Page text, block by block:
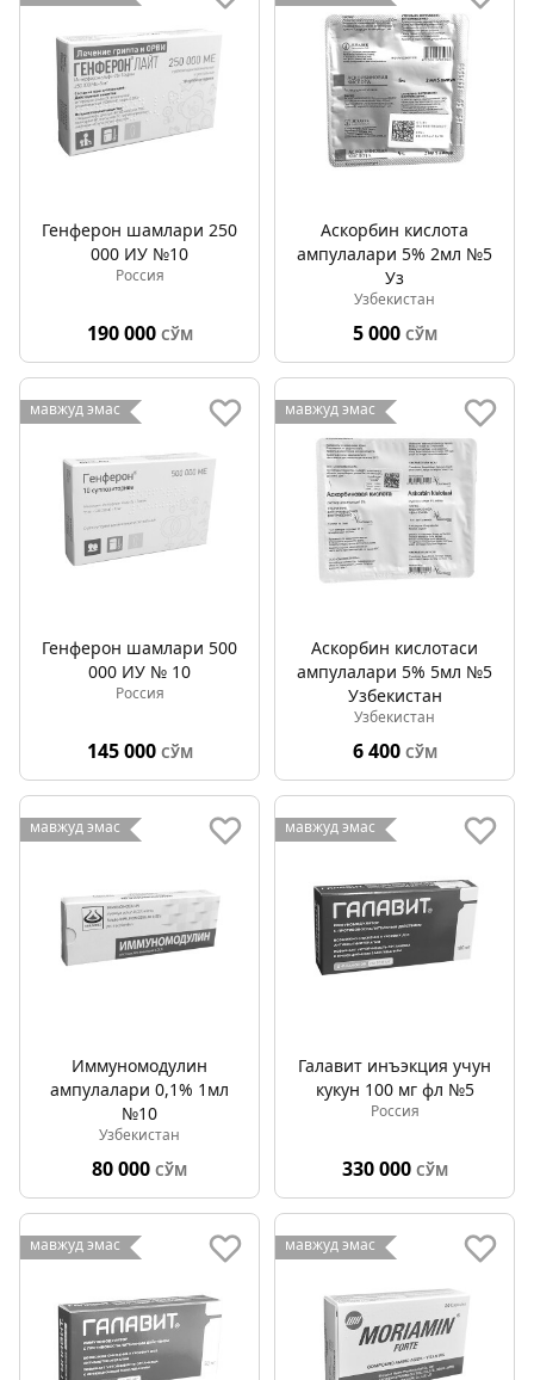
Генферон шамлари 250
000 ИУ №10
Россия
190 000 СЎМ
Аскорбин кислота
ампулалари 5% 2мл №5
Уз
Узбекистан
5 000 СЎМ
мавжуд эмас
Генферон шамлари 500
000 ИУ № 10
Россия
145 000 СЎМ
мавжуд эмас
Аскорбин кислотаси
ампулалари 5% 5мл №5
Узбекистан
Узбекистан
6 400 СЎМ
мавжуд эмас
Иммуномодулин
ампулалари 0,1% 1мл
№10
Узбекистан
80 000 СЎМ
мавжуд эмас
Галавит инъэкция учун
кукун 100 мг фл №5
Россия
330 000 СЎМ
мавжуд эмас мавжуд эмас